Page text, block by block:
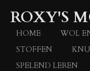
Ga
direct
naar
hoofdinhoud
ROXY'S
HOME WOL
STOFFEN
SPELEND LEREN